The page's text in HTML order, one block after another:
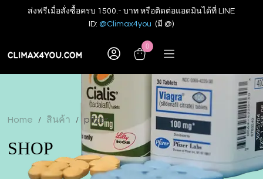
ส่งฟรีเมื่อสั่งซื้อครบ 1500.- บาท หรือติดต่อแอดมินได้ที่ LINE
ID: @Climax4you (มี @)
0
Home / สินค้า / pfizer
SHOP